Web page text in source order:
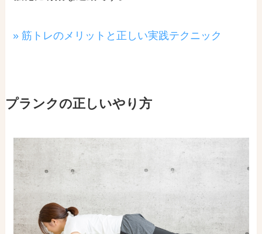
» 筋トレのメリットと正しい実践テクニック
プランクの正しいやり方